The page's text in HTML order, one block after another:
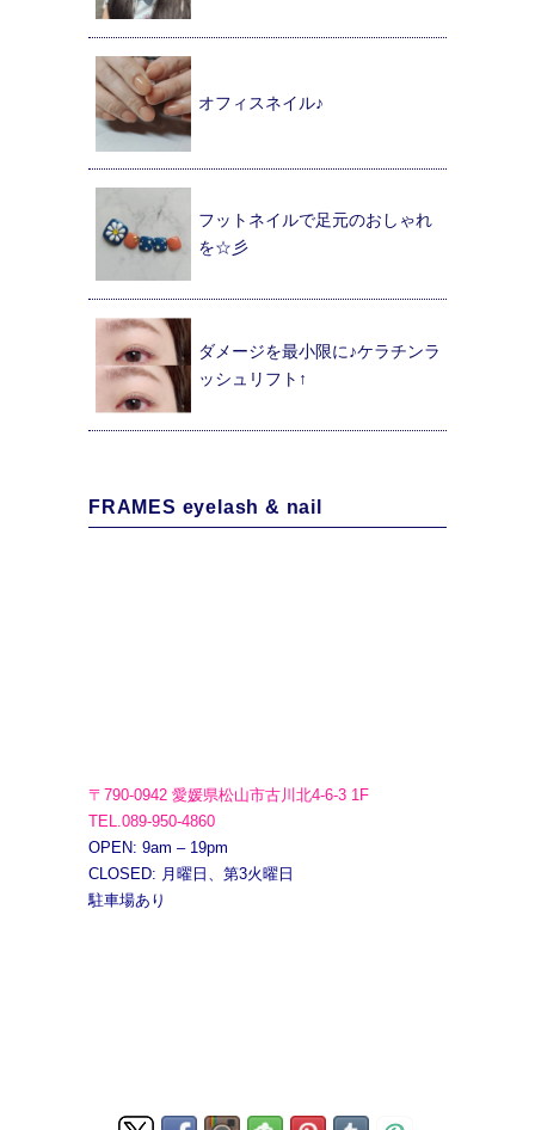
オフィスネイル♪
フットネイルで足元のおしゃれ
を☆彡
ダメージを最小限に♪ケラチンラ
ッシュリフト↑
FRAMES eyelash & nail
〒790-0942 愛媛県松山市古川北4-6-3 1F
TEL.089-950-4860
OPEN: 9am – 19pm
CLOSED: 月曜日、第3火曜日
駐車場あり